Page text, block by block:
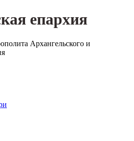
епархия
Архангельского и